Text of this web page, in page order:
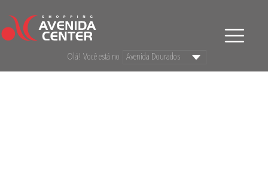
Olá! Você está no